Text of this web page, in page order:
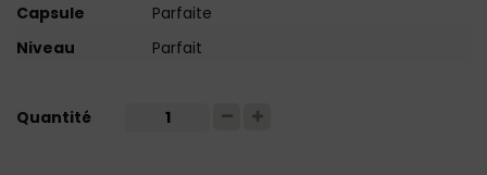
Capsule
Parfaite
Niveau
Parfait
Quantité